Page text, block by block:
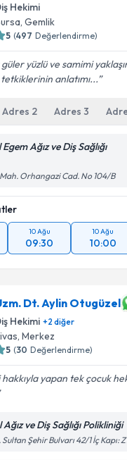
Hekimi
, Gemlik
5 (497 Değerlendirme)
yüzlü ve samimi
anlatımı...
Adres 2 Adres 3
Ağız ve Diş Sağlığı
Orhangazi Cad. No 104/B
10 Ağu
09:30
10 Ağu
10:00
Dt. Aylin Otugüzel
Hekimi +2 diğer
, Merkez
5 (30 Değerlendirme)
hakkıyla yapan tek çocuk
ve Diş Sağlığı Polikliniği
Şehir Bulvarı 42/1 İç Kapı: